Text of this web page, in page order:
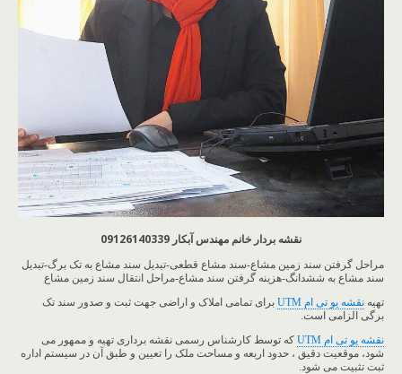
نقشه بردار خانم مهندس آبکار 09126140339
مراحل گرفتن سند زمین مشاع-سند مشاع قطعی-تبدیل سند مشاع به تک برگ-تبدیل
سند مشاع به ششدانگ-هزینه گرفتن سند مشاع-مراحل انتقال سند زمین مشاع
تهیه نقشه یو تی ام UTM
برای تمامی املاک و اراضی جهت ثبت و صدور سند تک
برگی الزامی است.
نقشه یو تی ام UTM
که توسط کارشناس رسمی نقشه برداری تهیه و ممهور می
شود، موقعیت دقیق ، حدود اربعه و مساحت ملک را تعیین و طبق آن در سیستم اداره
ثبت تثبیت می شود.